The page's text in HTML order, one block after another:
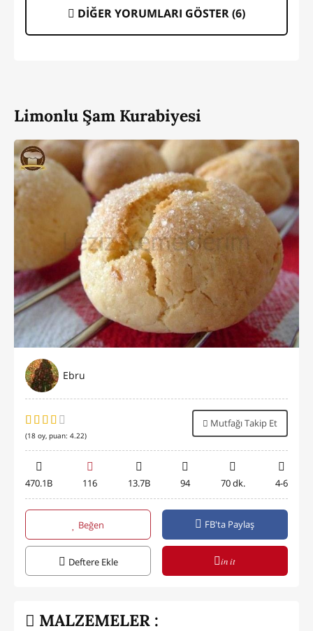
DİĞER YORUMLARI GÖSTER (6)
Limonlu Şam Kurabiyesi
Ebru
(18 oy, puan: 4.22)
Mutfağı Takip Et
470.1B 116 13.7B 94 70 dk. 4-6
Beğen FB'ta Paylaş
Deftere Ekle in it
MALZEMELER :